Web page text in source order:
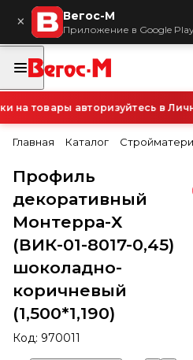
× Вегос-М
Приложение в Google
товары авторизуйтесь в
Главная Каталог
Профиль
декоративный
Монтерра-Х
(ВИК-01-8017-0,45)
шоколадно-
коричневый
(1,500*1,190)
Код: 970011